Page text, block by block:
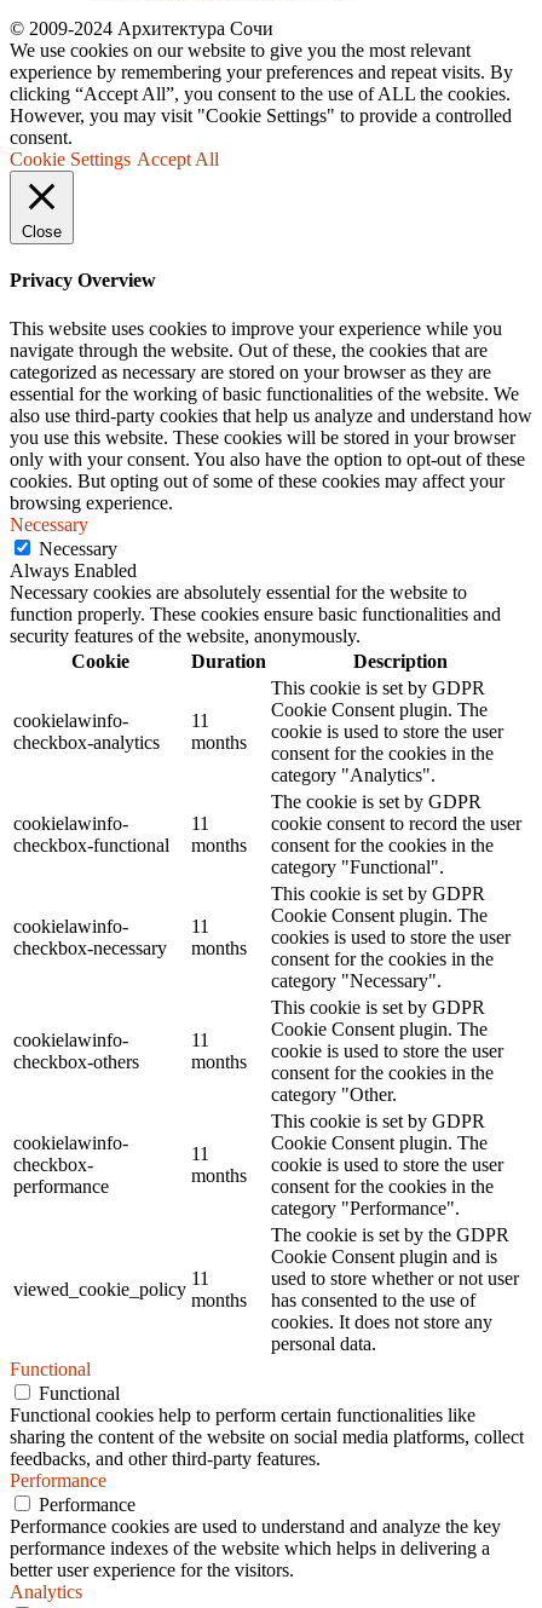
© 2009-2024 Архитектура Сочи
We use cookies on our website to give you the most relevant
experience by remembering your preferences and repeat visits. By
clicking “Accept All”, you consent to the use of ALL the cookies.
However, you may visit "Cookie Settings" to provide a controlled
consent.
Cookie Settings Accept All
Close
Privacy Overview
This website uses cookies to improve your experience while you
navigate through the website. Out of these, the cookies that are
categorized as necessary are stored on your browser as they are
essential for the working of basic functionalities of the website. We
also use third-party cookies that help us analyze and understand how
you use this website. These cookies will be stored in your browser
only with your consent. You also have the option to opt-out of these
cookies. But opting out of some of these cookies may affect your
browsing experience.
Necessary
Necessary
Always Enabled
Necessary cookies are absolutely essential for the website to
function properly. These cookies ensure basic functionalities and
security features of the website, anonymously.
Cookie
Duration Description
cookielawinfo-
checkbox-analytics
11
months
This cookie is set by GDPR
Cookie Consent plugin. The
cookie is used to store the user
consent for the cookies in the
category "Analytics".
cookielawinfo-
checkbox-functional
11
months
The cookie is set by GDPR
cookie consent to record the user
consent for the cookies in the
category "Functional".
cookielawinfo-
checkbox-necessary
11
months
This cookie is set by GDPR
Cookie Consent plugin. The
cookies is used to store the user
consent for the cookies in the
category "Necessary".
cookielawinfo-
checkbox-others
11
months
This cookie is set by GDPR
Cookie Consent plugin. The
cookie is used to store the user
consent for the cookies in the
category "Other.
cookielawinfo-
checkbox-
performance
11
months
This cookie is set by GDPR
Cookie Consent plugin. The
cookie is used to store the user
consent for the cookies in the
category "Performance".
viewed_cookie_policy
11
months
The cookie is set by the GDPR
Cookie Consent plugin and is
used to store whether or not user
has consented to the use of
cookies. It does not store any
personal data.
Functional
Functional
Functional cookies help to perform certain functionalities like
sharing the content of the website on social media platforms, collect
feedbacks, and other third-party features.
Performance
Performance
Performance cookies are used to understand and analyze the key
performance indexes of the website which helps in delivering a
better user experience for the visitors.
Analytics